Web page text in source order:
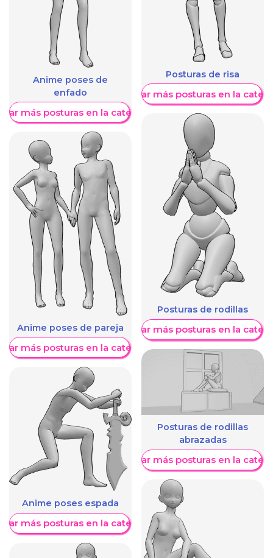
Anime poses de
enfado
más posturas en la categoría
Anime poses de pareja
más posturas en la categoría
Anime poses espada
más posturas en la categoría
Posturas de risa
Mostrar más posturas en la
Posturas de rodillas
Mostrar más posturas en la
Posturas de rodillas
abrazadas
Mostrar más posturas en la